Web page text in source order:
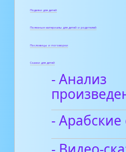
Поделки для детей
Полезные материалы для детей и родителей
Пословицы и поговорки
Сказки для детей
- Анализ
- Арабские